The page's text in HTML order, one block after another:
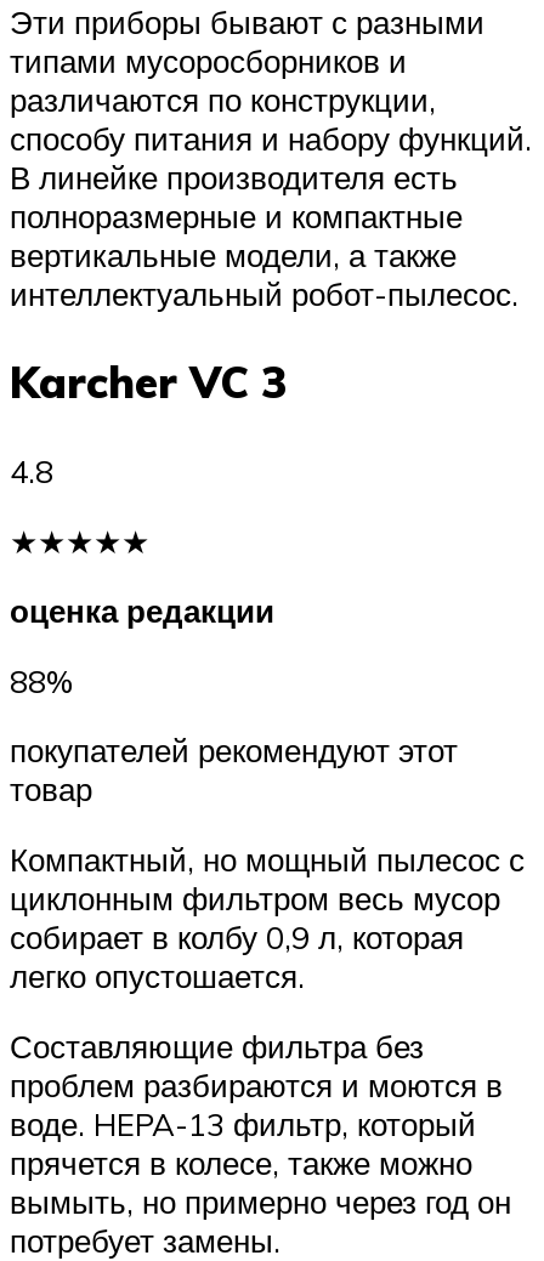
Эти приборы бывают с разными
типами мусоросборников и
различаются по конструкции,
способу питания и набору функций.
В линейке производителя есть
полноразмерные и компактные
вертикальные модели, а также
интеллектуальный робот-пылесос.
Karcher VC 3
4.8
★★★★★
оценка редакции
88%
покупателей рекомендуют этот
товар
Компактный, но мощный пылесос с
циклонным фильтром весь мусор
собирает в колбу 0,9 л, которая
легко опустошается.
Составляющие фильтра без
проблем разбираются и моются в
воде. HEPA-13 фильтр, который
прячется в колесе, также можно
вымыть, но примерно через год он
потребует замены.